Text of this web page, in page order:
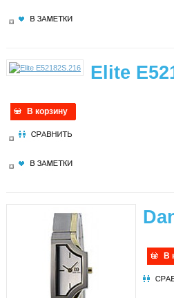
Elite
В корзину
В